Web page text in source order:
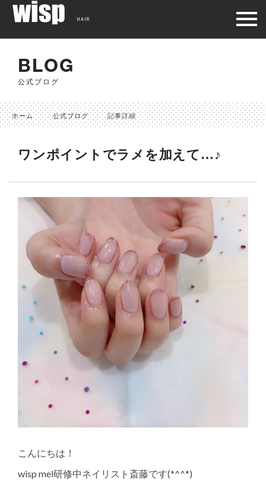
BLOG
公式ブログ
ホーム 公式ブログ 記事詳細
ワンポイントでラメを加えて…♪
こんにちは！
wisp mel研修中ネイリスト斎藤です(*^^*)
HAIR